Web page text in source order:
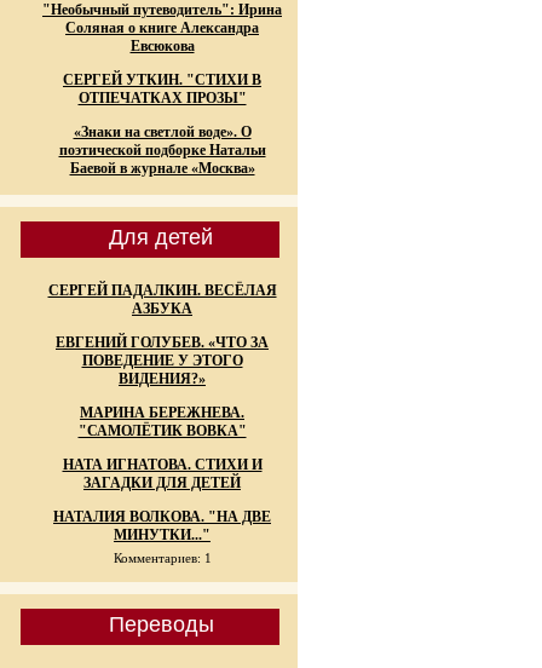
"Необычный путеводитель": Ирина
Соляная о книге Александра
Евсюкова
СЕРГЕЙ УТКИН. "СТИХИ В
ОТПЕЧАТКАХ ПРОЗЫ"
«Знаки на светлой воде». О
поэтической подборке Натальи
Баевой в журнале «Москва»
Для детей
СЕРГЕЙ ПАДАЛКИН. ВЕСЁЛАЯ
АЗБУКА
ЕВГЕНИЙ ГОЛУБЕВ. «ЧТО ЗА
ПОВЕДЕНИЕ У ЭТОГО
ВИДЕНИЯ?»
МАРИНА БЕРЕЖНЕВА.
"САМОЛЁТИК ВОВКА"
НАТА ИГНАТОВА. СТИХИ И
ЗАГАДКИ ДЛЯ ДЕТЕЙ
НАТАЛИЯ ВОЛКОВА. "НА ДВЕ
МИНУТКИ..."
Комментариев: 1
Переводы